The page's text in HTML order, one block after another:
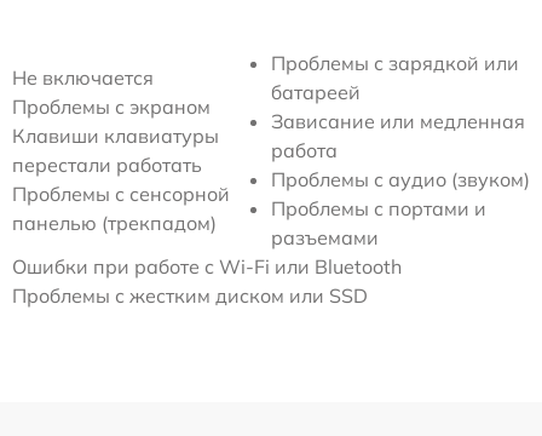
Не включается
Проблемы с экраном
Клавиши клавиатуры
перестали работать
Проблемы с сенсорной
панелью (трекпадом)
Проблемы с зарядкой или
батареей
Зависание или медленная
работа
Проблемы с аудио (звуком)
Проблемы с портами и
разъемами
Ошибки при работе с Wi-Fi или Bluetooth
Проблемы с жестким диском или SSD